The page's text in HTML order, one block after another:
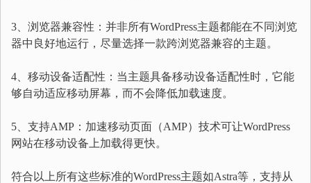
3、浏览器兼容性：并非所有WordPress主题都能在不同浏览
器中良好地运行，尽量选择一款跨浏览器兼容的主题。
4、移动设备适配性：当主题具备移动设备适配性时，它能
够自动适应移动屏幕，而不会降低加载速度。
5、支持AMP：加速移动页面（AMP）技术可让WordPress
网站在移动设备上加载得更快。
符合以上所有这些标准的WordPress主题如Astra等，支持从